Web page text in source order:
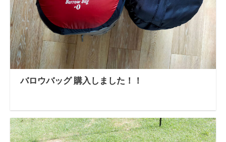
バロウバッグ 購入しました！！